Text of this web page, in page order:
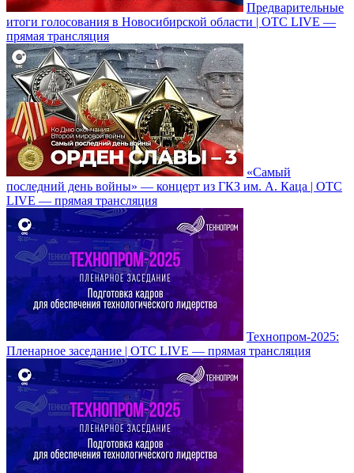
Предварительные
итоги голосования в Новосибирской области | OTC LIVE —
прямая трансляция
«Самый
последний день войны» — концерт из ГКЗ им. А. Каца | OTC
LIVE — прямая трансляция
Технопром-2025:
Пленарное заседание | OTC LIVE — прямая трансляция